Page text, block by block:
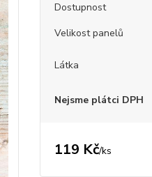
Dostupnost
Velikost panelů
Látka
Nejsme plátci DPH
119 Kč/ks